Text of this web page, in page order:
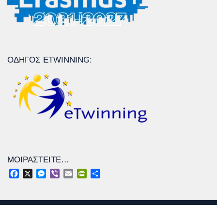
ΟΔΗΓΌΣ ETWINNING:
ΜΟΙΡΑΣΤΕΊΤΕ…
FacebookMessenger
Viber EmailPrintFriendly